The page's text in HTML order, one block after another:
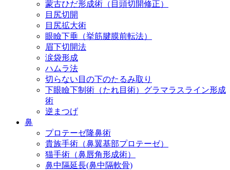
蒙古ひだ形成術（目頭切開修正）
目尻切開
目尻拡大術
眼瞼下垂（挙筋腱膜前転法）
眉下切開法
涙袋形成
ハムラ法
切らない目の下のたるみ取り
下眼瞼下制術（たれ目術）グラマラスライン形成
術
逆まつげ
鼻
プロテーゼ隆鼻術
貴族手術（鼻翼基部プロテーゼ）
猫手術（鼻唇角形成術）
鼻中隔延長(鼻中隔軟骨)